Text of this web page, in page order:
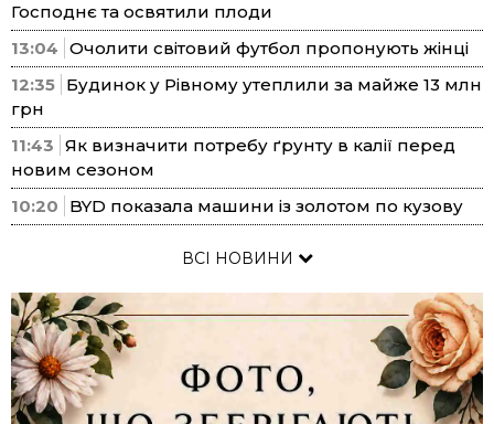
Господнє та освятили плоди
13:04 Очолити світовий футбол пропонують жінці
12:35 Будинок у Рівному утеплили за майже 13 млн
грн
11:43 Як визначити потребу ґрунту в калії перед
новим сезоном
10:20
BYD показала машини із золотом по кузову
ВСІ НОВИНИ